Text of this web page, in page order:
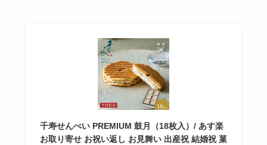
千寿せんべい PREMIUM 鼓月（18枚入）/ あす楽
お取り寄せ お祝い返し お見舞い 出産祝 結婚祝 菓